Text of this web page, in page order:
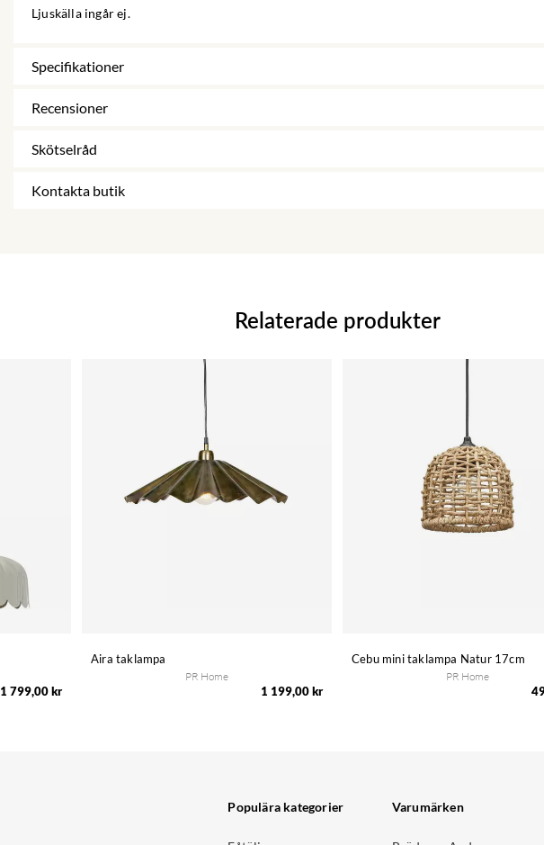
Ljuskälla ingår ej.
Specifikationer
Recensioner
Skötselråd
Kontakta butik
Relaterade produkter
1 799,00 kr
Aira taklampa
PR Home
1 199,00 kr
Cebu mini taklampa Natur 17cm
PR Home
Populära kategorier Varumärken